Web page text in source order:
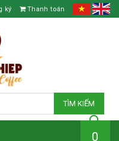
ký Thanh toán
TÌM KIẾM
0